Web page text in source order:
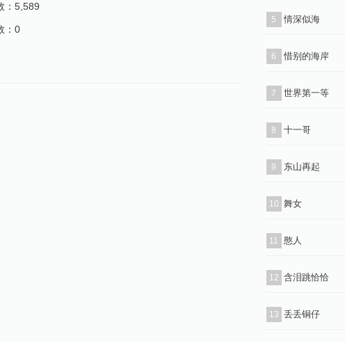
：5,589
：0
5 情深似海
6 惜别的海岸
7 世界第一等
8 十一哥
9 东山再起
10 舞女
11 憨人
12 含泪跳恰恰
13 丢丢铜仔